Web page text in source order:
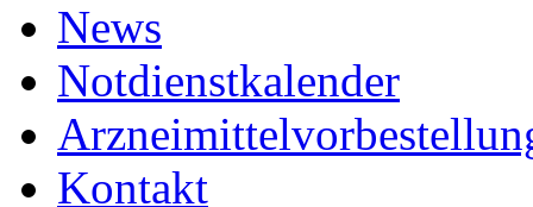
News
Notdienstkalender
Kontakt